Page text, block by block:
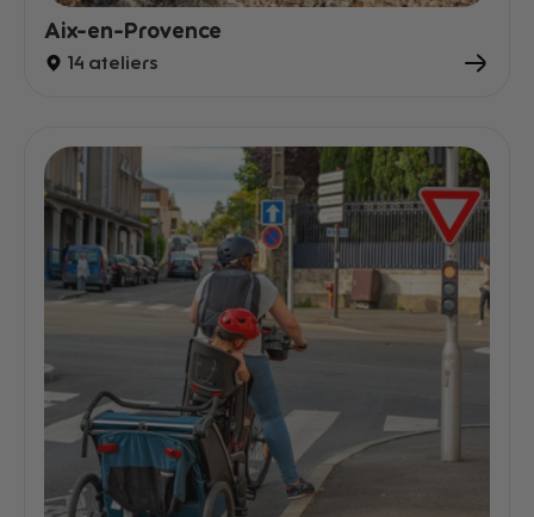
Aix-en-Provence
14 ateliers